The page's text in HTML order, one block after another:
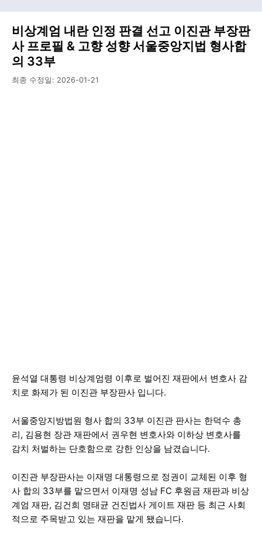
비상계엄 내란 인정 판결 선고 이진관 부장판
사 프로필 & 고향 성향 서울중앙지법 형사합
의 33부
최종 수정일: 2026-01-21
윤석열 대통령 비상계엄령 이후로 벌어진 재판에서 변호사 감
치로 화제가 된 이진관 부장판사 입니다.
서울중앙지방법원 형사 합의 33부 이진관 판사는 한덕수 총
리, 김용현 장관 재판에서 권우현 변호사와 이하상 변호사를
감치 처벌하는 단호함으로 강한 인상을 남겼습니다.
이진관 부장판사는 이재명 대통령으로 정권이 교체된 이후 형
사 합의 33부를 맡으면서 이재명 성남 FC 후원금 재판과 비상
계엄 재판, 김건희 명태균 건진법사 게이트 재판 등 최근 사회
적으로 주목받고 있는 재판을 맡게 됐습니다.